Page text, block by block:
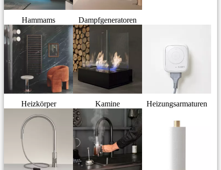
Hammams Dampfgeneratoren
Heizkörper Kamine Heizungsarmaturen